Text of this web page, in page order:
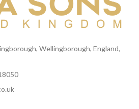
Wellingborough, England,